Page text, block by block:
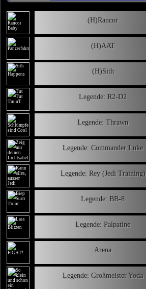
(H)Rancor
(H)AAT
(H)Sith
Legende: R2-D2
Legende: Thrawn
Legende: Commander Luke
Legende: Rey (Jedi Training)
Legende: BB-8
Legende: Palpatine
Arena
Legende: Großmeister Yoda